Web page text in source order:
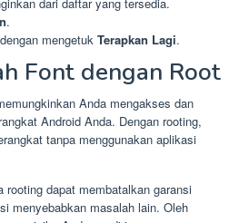
.
mengetuk Terapkan Lagi.
Font dengan Root
Anda mengakses dan
Android Anda. Dengan rooting,
tanpa menggunakan aplikasi
rooting dapat membatalkan garansi
menyebabkan masalah lain. Oleh